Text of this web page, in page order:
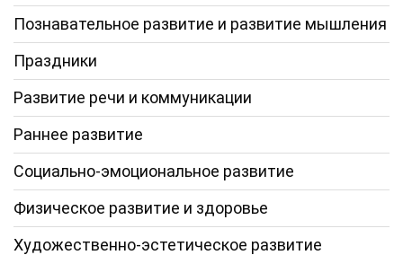
Познавательное развитие и развитие мышления
Праздники
Развитие речи и коммуникации
Раннее развитие
Социально-эмоциональное развитие
Физическое развитие и здоровье
Художественно-эстетическое развитие